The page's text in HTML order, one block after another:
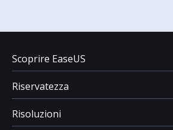
Scoprire EaseUS
Chi Siamo
Recensioni & Premi
Riservatezza
Disinstallazione
Risoluzioni